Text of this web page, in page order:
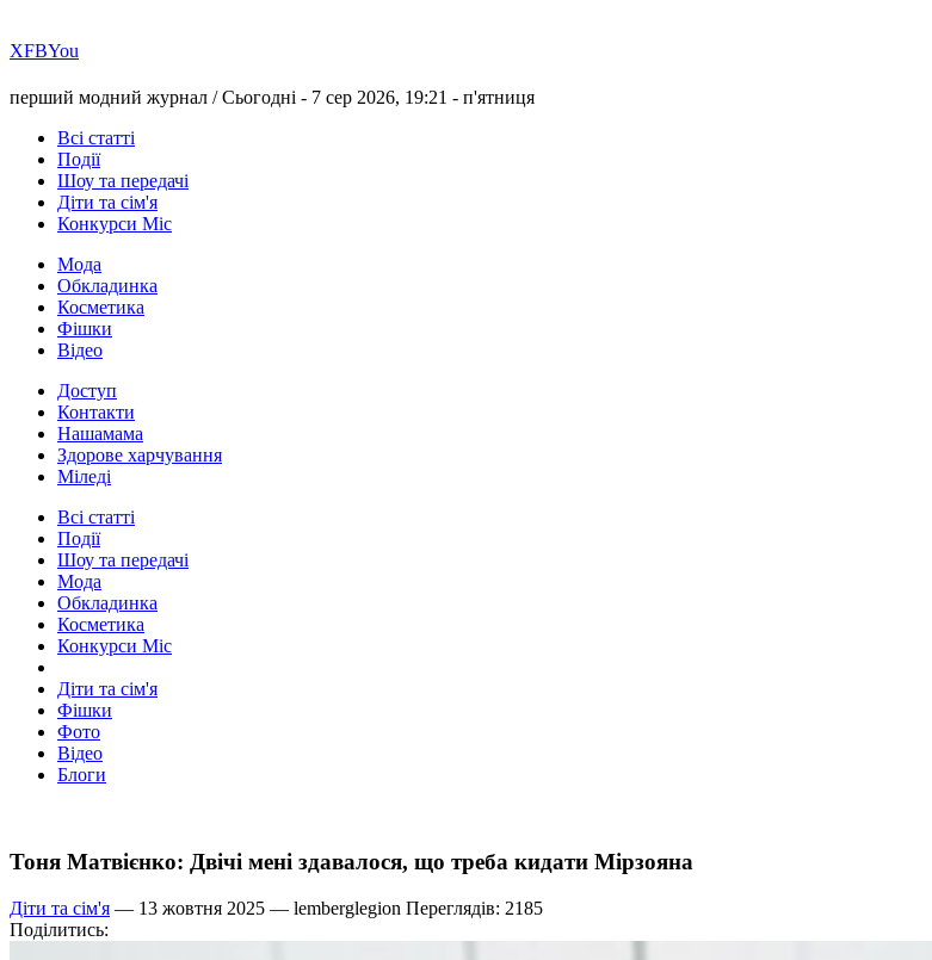
ХFBYou
перший модний журнал /Сьогодні - 7 сер 2026, 19:21 - п'ятниця
Всі статті
Події
Шоу та передачі
Діти та сім'я
Конкурси Міс
Мода
Обкладинка
Косметика
Фішки
Відео
Доступ
Контакти
Нашамама
Здорове харчування
Міледі
Всі статті
Події
Шоу та передачі
Мода
Обкладинка
Косметика
Конкурси Міс
Діти та сім'я
Фішки
Фото
Відео
Блоги
Тоня Матвієнко: Двічі мені здавалося, що треба кидати Мірзояна
Діти та сім'я — 13 жовтня 2025 — lemberglegion Переглядів: 2185
Поділитись: